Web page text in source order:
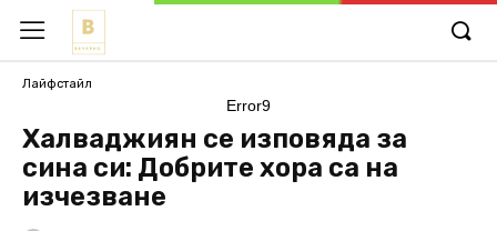
Лайфстайл
Error9
Халваджиян се изповяда за
сина си: Добрите хора са на
изчезване